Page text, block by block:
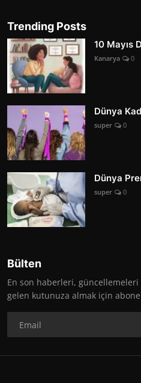
Trending Posts
10 Mayıs
Kanarya 0
Dünya
super 0
Dünya
super 0
Bülten
En son haberleri,
gelen kutunuza almak için abone